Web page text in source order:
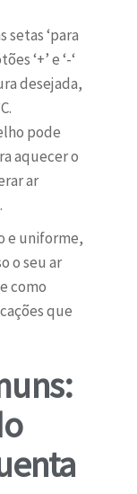
setas ‘para
‘+’ e ‘-‘
desejada,
pode
aquecer o
ar
e uniforme,
o seu ar
como
que